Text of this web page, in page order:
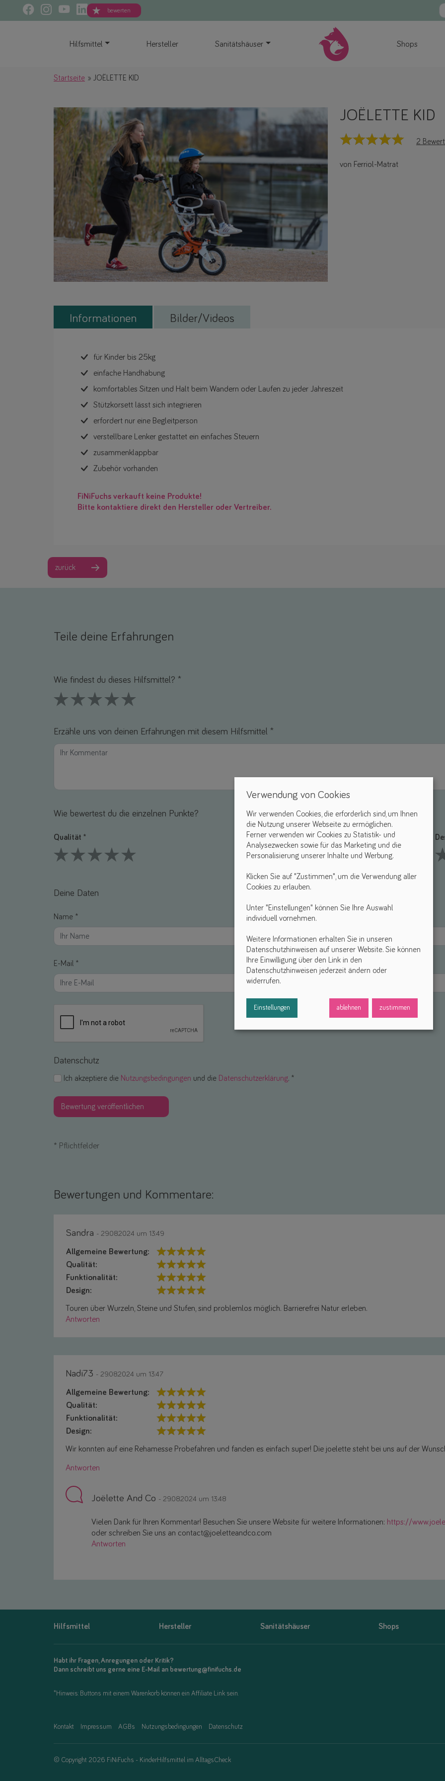
bewerten
Hilfsmittel Hersteller Sanitätshäuser Shops
Startseite JOËLETTE KID
JOËLETTE KID
2
von Ferriol-Matrat
Informationen Bilder/Videos
für Kinder bis 25kg
einfache Handhabung
komfortables Sitzen und Halt beim Wandern oder Laufen zu jeder Jahreszeit
Stützkorsett lässt sich integrieren
erfordert nur eine Begleitperson
verstellbare Lenker gestattet ein einfaches Steuern
zusammenklappbar
Zubehör vorhanden
FiNiFuchs verkauft keine Produkte!
Bitte kontaktiere direkt den Hersteller oder Vertreiber.
zurück
Teile deine Erfahrungen
Wie findest du dieses Hilfsmittel? *
Erzähle uns von deinen Erfahrungen mit diesem Hilfsmittel *
Wie bewertest du die einzelnen Punkte?
Qualität * Funktionalität *
Deine Daten
Name *
E-Mail *
Datenschutz
Ich akzeptiere die Nutzungsbedingungen und die Datenschutzerklärung. *
* Pflichtfelder
Bewertungen und Kommentare:
Sandra - 29.08.2024 um 13:49
Allgemeine Bewertung:
Qualität:
Funktionalität:
Design:
Touren über Wurzeln, Steine und Stufen, sind problemlos möglich. Barrierefrei Natur erleben.
Antworten
Nadi73 - 29.08.2024 um 13:47
Allgemeine Bewertung:
Qualität:
Funktionalität:
Design:
Wir konnten auf eine Rehamesse Probefahren und fanden es einfach super! Die joelette steht bei uns auf der
Antworten
Joëlette And Co - 29.08.2024 um 13:48
Vielen Dank für Ihren Kommentar! Besuchen Sie unsere Website für weitere Informationen: https://
oder schreiben Sie uns an contact@joeletteandco.com
Antworten
Hilfsmittel Hersteller Sanitätshäuser Shops
Habt ihr Fragen, Anregungen oder Kritik?
Dann schreibt uns gerne eine E-Mail an bewertung@finifuchs.de
*Hinweis: Buttons mit einem Warenkorb können ein Affiliate Link sein.
Kontakt Impressum AGBs Nutzungsbedingungen Datenschutz
© Copyright 2026 FiNiFuchs - KinderHilfsmittel im AlltagsCheck
Verwendung von Cookies
Wir verwenden Cookies, die erforderlich sind, um Ihnen
die Nutzung unserer Webseite zu ermöglichen.
Ferner verwenden wir Cookies zu Statistik- und
Analysezwecken sowie für das Marketing und die
Personalisierung unserer Inhalte und Werbung.
Klicken Sie auf "Zustimmen", um die Verwendung aller
Cookies zu erlauben.
Unter "Einstellungen" können Sie Ihre Auswahl
individuell vornehmen.
Weitere Informationen erhalten Sie in unseren
Datenschutzhinweisen auf unserer Website. Sie können
Ihre Einwilligung über den Link in den
Datenschutzhinweisen jederzeit ändern oder
widerrufen.
Einstellungen ablehnen zustimmen